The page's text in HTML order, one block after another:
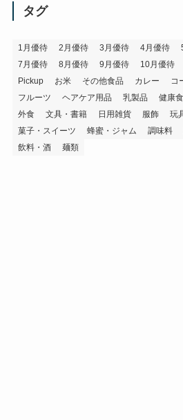
タグ
1月優待 2月優待 3月優待 4月優待
7月優待
8月優待 9月優待 10月優待
Pickup
お米 その他食品 カレー コ
フルーツ
ヘアケア用品 乳製品 健康
外食
文具・書籍 日用雑貨 服飾 玩
菓子・スイーツ
蜂蜜・ジャム 調味料
飲料・酒
麺類